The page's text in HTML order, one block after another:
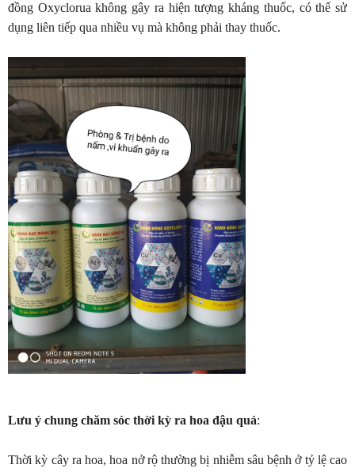
đồng Oxyclorua không gây ra hiện tượng kháng thuốc, có thể sử
dụng liên tiếp qua nhiều vụ mà không phải thay thuốc.
Lưu ý chung chăm sóc thời kỳ ra hoa đậu quả:
Thời kỳ cây ra hoa, hoa nở rộ thường bị nhiễm sâu bệnh ở tỷ lệ cao